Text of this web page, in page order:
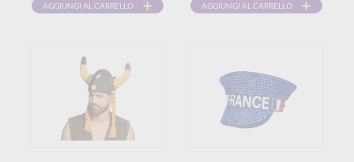
AGGIUNGI AL CARRELLO AGGIUNGI AL CARRELLO